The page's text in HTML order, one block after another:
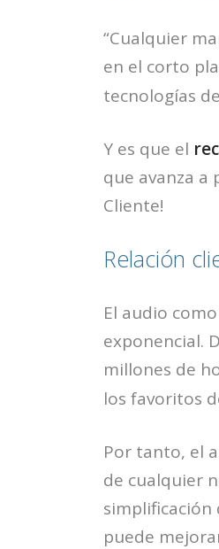
“Cualquier
en el corto
tecnologías
Y es que el
que avanza a
Cliente!
Relación
El audio
exponencial.
millones de
los favoritos
Por tanto, el
de cualquier
simplificación
puede